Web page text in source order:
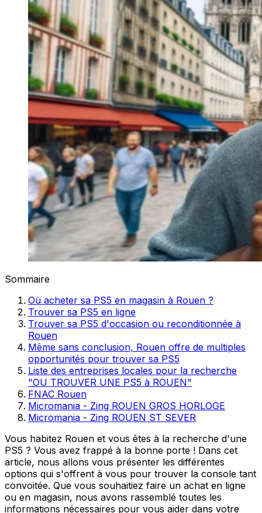
Sommaire
Où acheter sa PS5 en magasin à Rouen ?
Trouver sa PS5 en ligne
Trouver sa PS5 d'occasion ou reconditionnée à
Rouen
Même sans conclusion, Rouen offre de multiples
opportunités pour trouver sa PS5
Liste des entreprises locales pour la recherche
"OU TROUVER UNE PS5 à ROUEN"
FNAC Rouen
Micromania - Zing ROUEN GROS HORLOGE
Micromania - Zing ROUEN ST SEVER
Vous habitez Rouen et vous êtes à la recherche d'une
PS5 ? Vous avez frappé à la bonne porte ! Dans cet
article, nous allons vous présenter les différentes
options qui s'offrent à vous pour trouver la console tant
convoitée. Que vous souhaitiez faire un achat en ligne
ou en magasin, nous avons rassemblé toutes les
informations nécessaires pour vous aider dans votre